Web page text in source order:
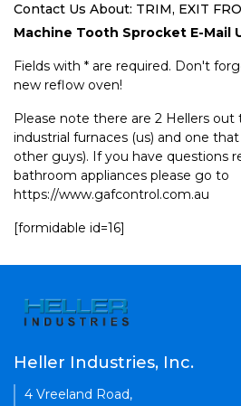
Contact Us About: TRIM, EXIT
Machine Tooth Sprocket E-Mail
Fields with * are required. Don't
new reflow oven!
Please note there are 2 Hellers
industrial furnaces (us) and one
other guys). If you have questions
bathroom appliances please go to
https://www.gafcontrol.com.au
[formidable id=16]
Heller Industries, Inc.
4 Vreeland Road,